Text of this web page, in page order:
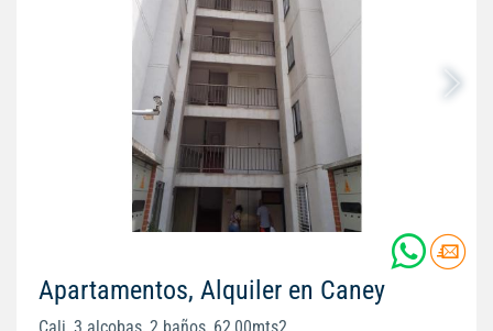
Apartamentos, Alquiler en Caney